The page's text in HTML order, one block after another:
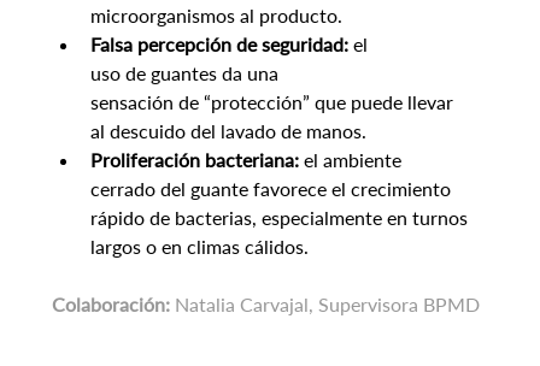
microorganismos al producto.
Falsa percepción de seguridad: el
uso de guantes da una
sensación de “protección” que puede llevar
al descuido del lavado de manos.
Proliferación bacteriana: el ambiente
cerrado del guante favorece el crecimiento
rápido de bacterias, especialmente en turnos
largos o en climas cálidos.
Colaboración: Natalia Carvajal, Supervisora BPMD